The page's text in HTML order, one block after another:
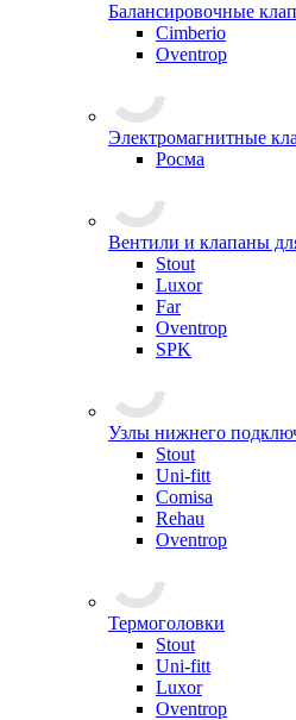
Балансировочные
Cimberio
Oventrop
Электромагнитные
Росма
Вентили и клапаны
Stout
Luxor
Far
Oventrop
SPK
Узлы нижнего
Stout
Uni-fitt
Comisa
Rehau
Oventrop
Термоголовки
Stout
Uni-fitt
Luxor
Oventrop